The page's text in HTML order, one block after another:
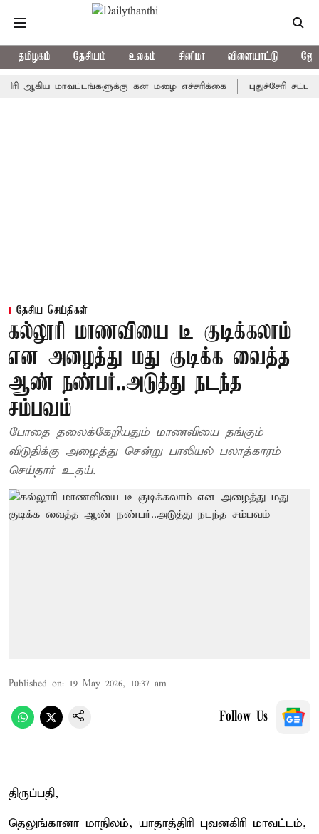
தமிழகம் தேசியம் உலகம் சினிமா விளையாட்டு
மாவட்டங்களுக்கு கன மழை எச்சரிக்கை புதுச்சேரி
தேசிய செய்திகள்
கல்லூரி மாணவியை டீ குடிக்கலாம்
என அழைத்து மது குடிக்க வைத்த
ஆண் நண்பர்..அடுத்து நடந்த
சம்பவம்
போதை தலைக்கேறியதும் மாணவியை தங்கும்
விடுதிக்கு அழைத்து சென்று பாலியல் பலாத்காரம்
செய்தார் உதய்.
Published on: 19 May 2026, 10:37 am
Follow Us
திருப்பதி,
தெலுங்கானா மாநிலம், யாதாத்திரி புவனகிரி மாவட்டம்,